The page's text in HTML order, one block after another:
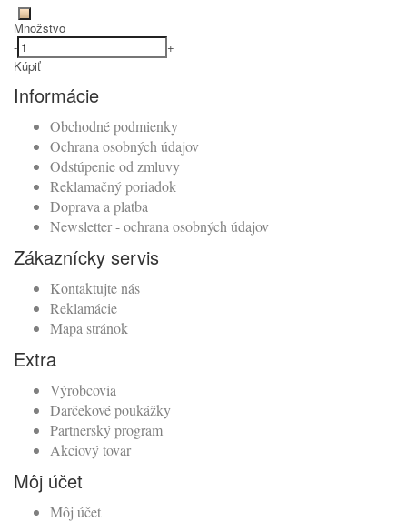
Množstvo
-
+
Kúpiť
Informácie
Obchodné podmienky
Ochrana osobných údajov
Odstúpenie od zmluvy
Reklamačný poriadok
Doprava a platba
Newsletter - ochrana osobných údajov
Zákaznícky servis
Kontaktujte nás
Reklamácie
Mapa stránok
Extra
Výrobcovia
Darčekové poukážky
Partnerský program
Akciový tovar
Môj účet
Môj účet